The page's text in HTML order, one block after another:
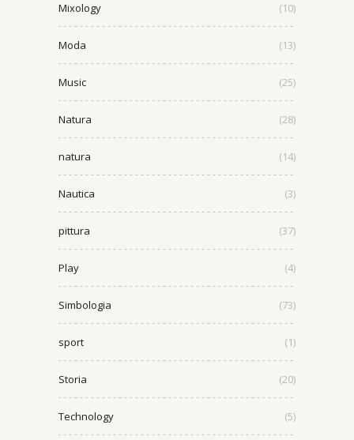
Mixology (10)
Moda (13)
Music (25)
Natura (28)
natura (14)
Nautica (3)
pittura (37)
Play (4)
Simbologia (73)
sport (1)
Storia (20)
Technology (5)